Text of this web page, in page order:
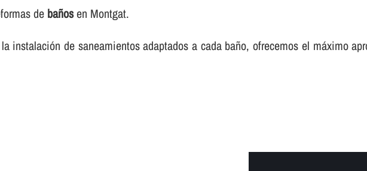
de bañosen Montgat.
instalación de saneamientos adaptados a cada baño, ofrecemos el máximo